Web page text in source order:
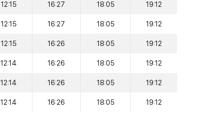
12:15 16:27 18:05 19:12
12:15 16:27 18:05 19:12
12:15 16:26 18:05 19:12
12:14 16:26 18:05 19:12
12:14 16:26 18:05 19:12
12:14 16:26 18:05 19:12